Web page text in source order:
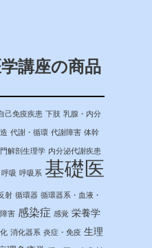
講座の商品
己免疫疾患 下肢 乳腺・内分
代謝・循環 代謝障害 体幹
門解剖生理学 内分泌代謝疾患
呼吸 呼吸系 基礎医
射 循環器 循環器系・血液・
害 感染症 感覚 栄養学
消化器系 炎症・免疫 生理